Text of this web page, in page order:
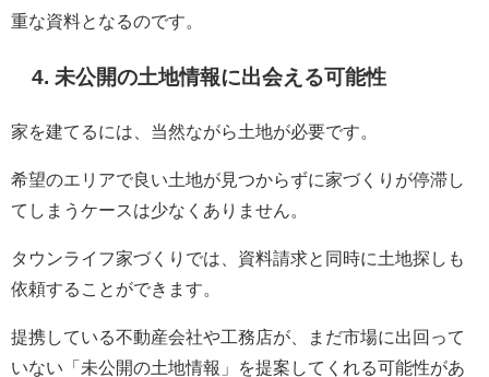
重な資料となるのです。
4. 未公開の土地情報に出会える可能性
家を建てるには、当然ながら土地が必要です。
希望のエリアで良い土地が見つからずに家づくりが停滞し
てしまうケースは少なくありません。
タウンライフ家づくりでは、資料請求と同時に土地探しも
依頼することができます。
提携している不動産会社や工務店が、まだ市場に出回って
いない「未公開の土地情報」を提案してくれる可能性があ